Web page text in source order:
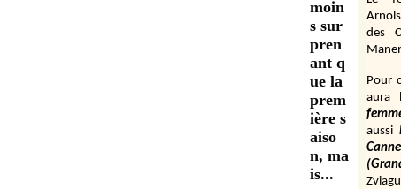
moin
s sur
pren
ant q
ue la
prem
ière s
aiso
n, ma
is...
Arnols
des
Pour
aura
aussi